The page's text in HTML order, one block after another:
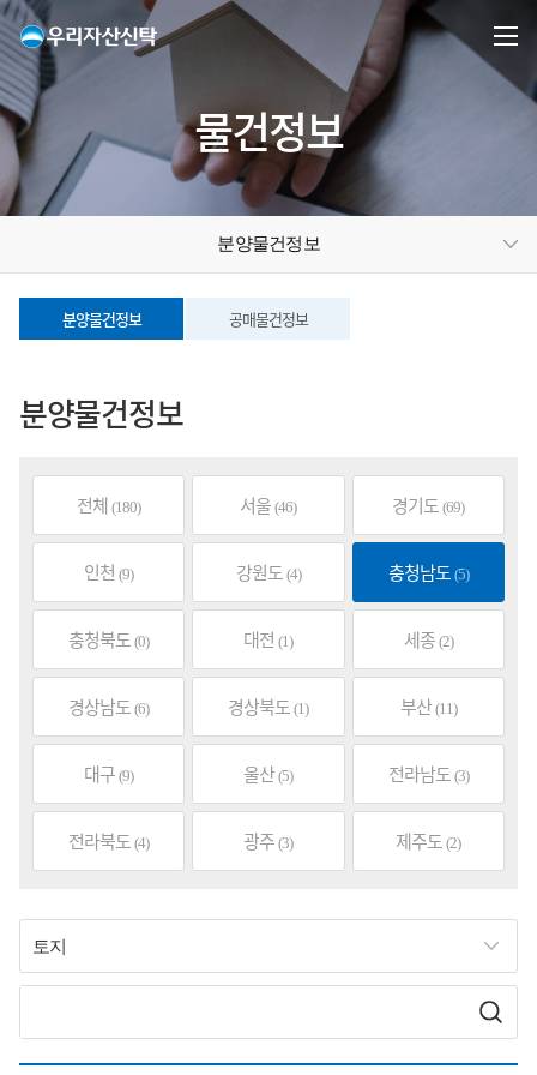
물건정보
분양물건정보
분양물건정보 공매물건정보
분양물건정보
전체 (180) 서울 (46) 경기도 (69)
인천 (9) 강원도 (4) 충청남도 (5)
충청북도 (0) 대전 (1) 세종 (2)
경상남도 (6) 경상북도 (1) 부산 (11)
대구 (9) 울산 (5) 전라남도 (3)
전라북도 (4) 광주 (3) 제주도 (2)
토지